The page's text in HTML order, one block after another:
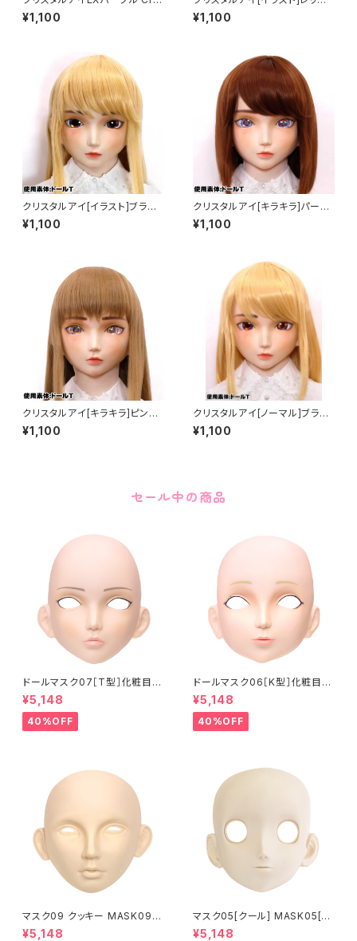
stal Eye[EX]Purple
¥1,100
Crystal Eye[ILLUSTRATIO
N]Red
¥1,100
クリスタルアイ[イラスト]ブラウ
ン Crystal Eye[ILLUSTRATI
ON]Brown
¥1,100
クリスタルアイ[キラキラ]パープ
ル Crystal Eye[Glitter]Purpl
e
¥1,100
クリスタルアイ[キラキラ]ピンク
Crystal Eye[Glitter]Pink
¥1,100
クリスタルアイ[ノーマル]ブラウ
ン Crystal Eye[NORMALBro
wn
¥1,100
セール中の商品
ドールマスク07［T型］化粧目穴
処理済 MASK07 [DOLL T] O
pening eye hole and make
up
¥5,148
40%OFF
ドールマスク06［K型］化粧目穴
処理 MASK06 [DOLL K] Op
ening eye hole and make
up
¥5,148
40%OFF
マスク09 クッキー MASK09
“COOKIE”
¥5,148
マスク05[クール] MASK05[C
OOL]
¥5,148